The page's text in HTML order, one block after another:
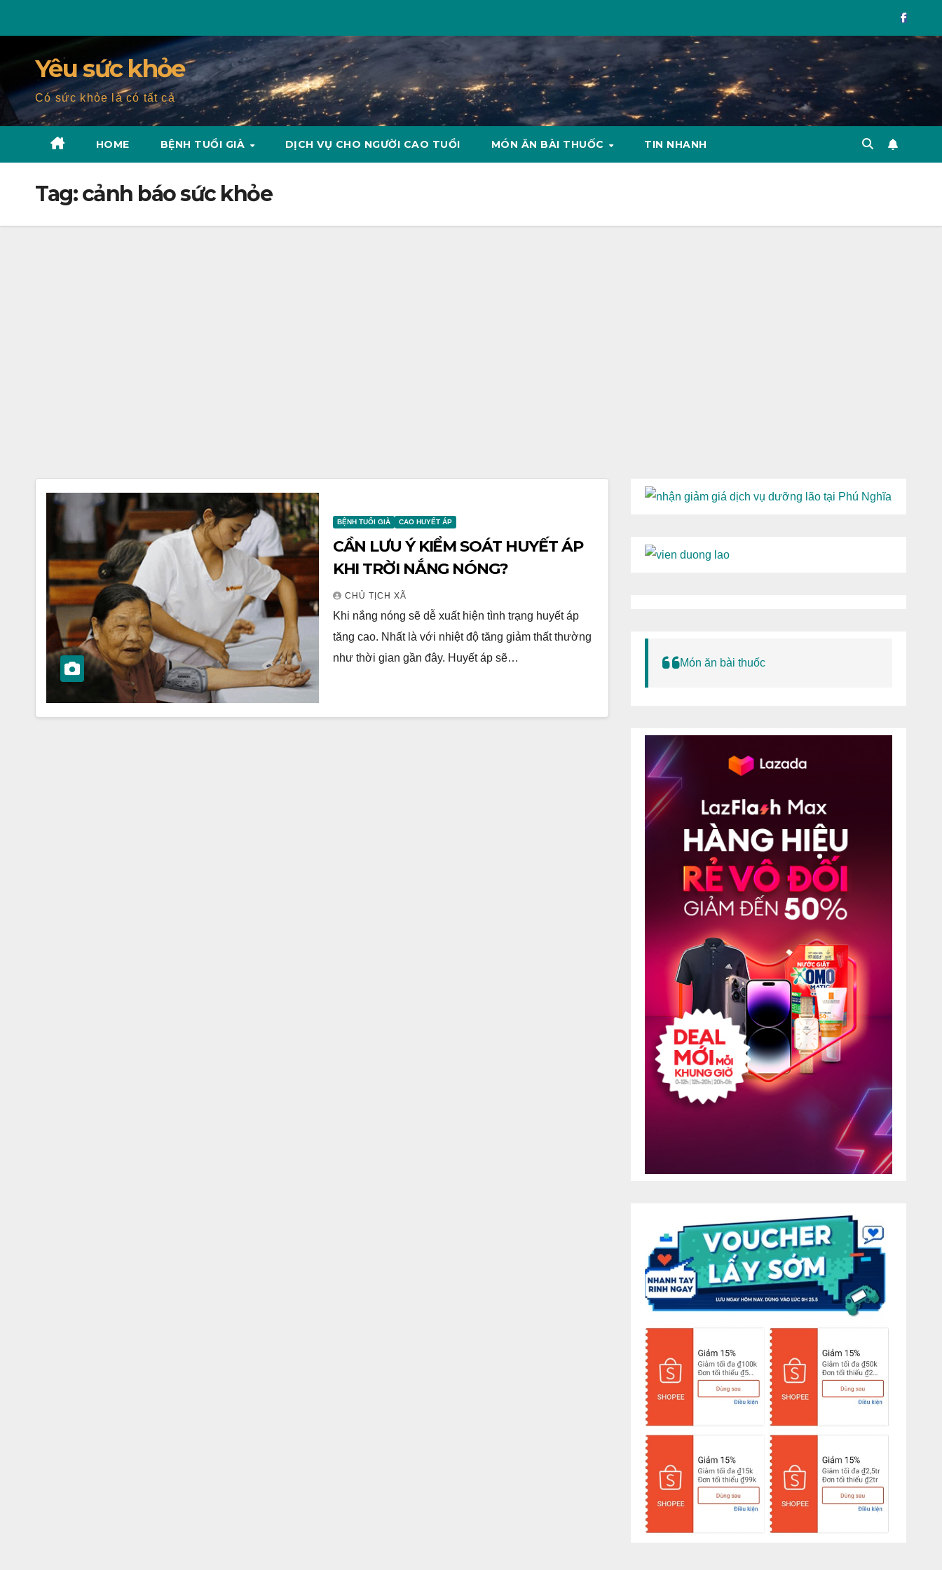
Yêu sức khỏe
Có sức khỏe là có tất cả
HOME BỆNH TUỔI GIÀ DỊCH VỤ CHO NGƯỜI CAO TUỔI MÓN ĂN BÀI THUỐC TIN NHANH
Tag:cảnh báo sức khỏe
BỆNH TUỔI GIÀ CAO HUYẾT ÁP
CẦN LƯU Ý KIỂM SOÁT HUYẾT ÁP
KHI TRỜI NẮNG NÓNG?
CHỦ TỊCH XÃ
Khi nắng nóng sẽ dễ xuất hiện tình trạng huyết áp
tăng cao. Nhất là với nhiệt độ tăng giảm thất thường
như thời gian gần đây. Huyết áp sẽ…
Món ăn bài thuốc